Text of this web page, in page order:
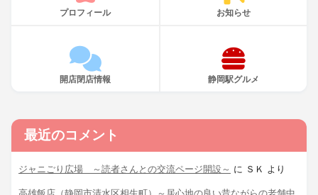
プロフィール お知らせ
開店閉店情報 静岡駅グルメ
最近のコメント
ジャニごり広場 ～読者さんとの交流ページ開設～ に ＳＫ より